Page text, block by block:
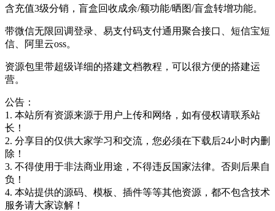
含充值3级分销，盲盒回收成余/额功能/晒图/盲盒转增功能。
带微信无限回调登录、易支付码支付通用聚合接口、短信宝短
信、阿里云oss。
资源包里带超级详细的搭建文档教程，可以很方便的搭建运
营。
公告：
1. 本站所有资源来源于用户上传和网络，如有侵权请联系站
长！
2. 分享目的仅供大家学习和交流，您必须在下载后24小时内删
除！
3. 不得使用于非法商业用途，不得违反国家法律。否则后果自
负！
4. 本站提供的源码、模板、插件等等其他资源，都不包含技术
服务请大家谅解！